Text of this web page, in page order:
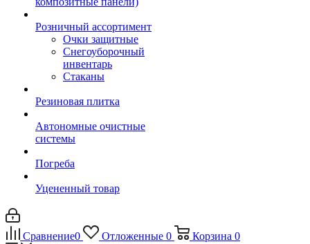
Розничный ассортимент
Очки защитные
Снегоуборочный
инвентарь
Стаканы
Резиновая плитка
Автономные очистные
системы
Погреба
Уцененный товар
Сравнение0 Отложенные 0 Корзина 0